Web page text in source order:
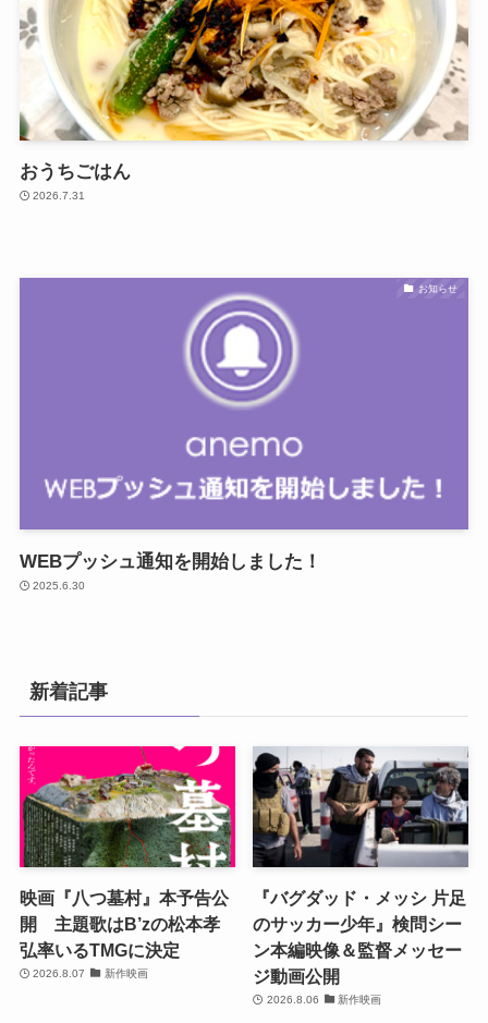
おうちごはん
2026.7.31
お知らせ
WEBプッシュ通知を開始しました！
2025.6.30
新着記事
映画『八つ墓村』本予告公
開 主題歌はB’zの松本孝
弘率いるTMGに決定
2026.8.07 新作映画
『バグダッド・メッシ 片足
のサッカー少年』検問シー
ン本編映像＆監督メッセー
ジ動画公開
2026.8.06 新作映画